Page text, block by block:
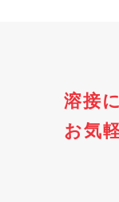
溶接
お気